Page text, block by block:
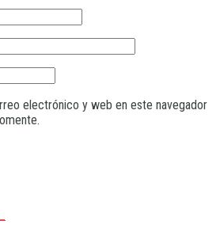
electrónico y web en este navegador